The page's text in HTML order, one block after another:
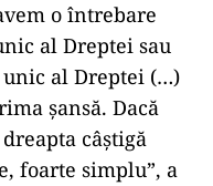
o întrebare
al Dreptei sau
unic al Dreptei (…)
şansă. Dacă
câştigă
foarte simplu”, a